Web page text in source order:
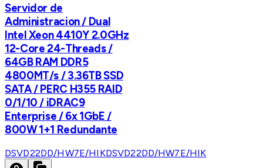
Servidor de
Administracion / Dual
Intel Xeon 4410Y 2.0GHz
12-Core 24-Threads /
64GB RAM DDR5
4800MT/s / 3.36TB SSD
SATA / PERC H355 RAID
0/1/10 / iDRAC9
Enterprise / 6x 1GbE /
800W 1+1 Redundante
DSVD22DD/HW7E/HIKDSVD22DD/HW7E/HIK